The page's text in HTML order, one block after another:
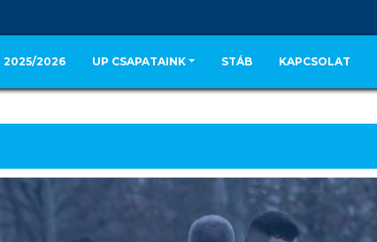
2025/2026 UP CSAPATAINK STÁB KAPCSOLAT